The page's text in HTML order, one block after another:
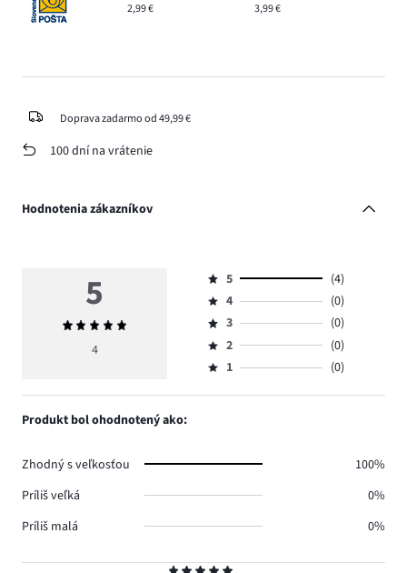
2,99 € 3,99 €
Doprava zadarmo od 49,99 €
100 dní na vrátenie
Hodnotenia zákazníkov
5
Priemerné
hodnotenie
4
Hodnotenie
5,
počet
hlasov
4.
5
(4)
Hodnotenie
4,
počet
hlasov
4
(0)
Hodnotenie
3,
počet
3
(0)
Hodnotenie
2,
2
(0)
Hodnotenie
1,
1 (0)
Produkt bol ohodnotený ako:
Zhodný s veľkosťou
100%
Príliš veľká
0%
Príliš malá
0%